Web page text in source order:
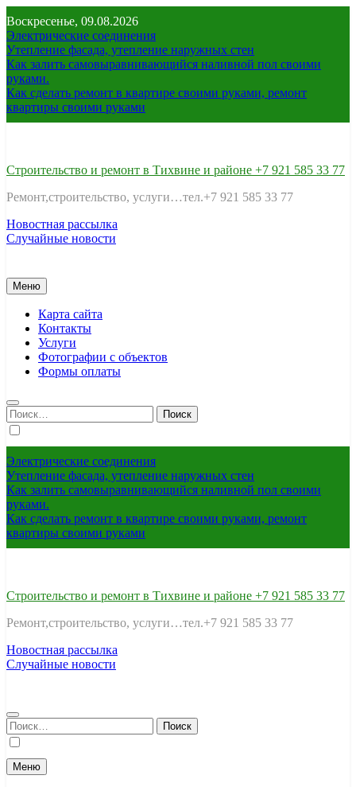
к
содержимому
Воскресенье, 09.08.2026
Электрические соединения
Утепление фасада, утепление наружных стен
Как залить самовыравнивающийся наливной пол своими
руками.
Как сделать ремонт в квартире своими руками, ремонт
квартиры своими руками
Строительство и ремонт в Тихвине и районе +7 921 585 33 77
Ремонт,строительство, услуги…тел.+7 921 585 33 77
Новостная рассылка
Случайные новости
Меню
Карта сайта
Контакты
Услуги
Фотографии с объектов
Формы оплаты
Найти:
Электрические соединения
Утепление фасада, утепление наружных стен
Как залить самовыравнивающийся наливной пол своими
руками.
Как сделать ремонт в квартире своими руками, ремонт
квартиры своими руками
Строительство и ремонт в Тихвине и районе +7 921 585 33 77
Ремонт,строительство, услуги…тел.+7 921 585 33 77
Новостная рассылка
Случайные новости
Найти:
Меню